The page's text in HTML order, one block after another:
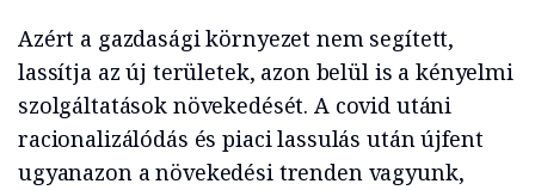
Azért a gazdasági környezet nem segített,
lassítja az új területek, azon belül is a kényelmi
szolgáltatások növekedését. A covid utáni
racionalizálódás és piaci lassulás után újfent
ugyanazon a növekedési trenden vagyunk,